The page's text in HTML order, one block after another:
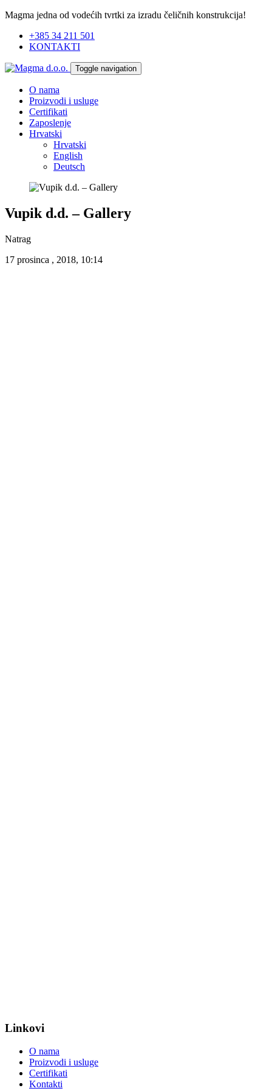
Magma jedna od vodećih tvrtki za izradu čeličnih konstrukcija!
+385 34 211 501
KONTAKTI
Toggle navigation
O nama
Proizvodi i usluge
Certifikati
Zaposlenje
Hrvatski
Hrvatski
English
Deutsch
Vupik d.d. – Gallery
Natrag
17 prosinca , 2018, 10:14
Linkovi
O nama
Proizvodi i usluge
Certifikati
Kontakti